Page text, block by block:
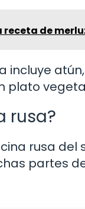
receta de
incluye
plato
rusa?
rusa del
partes